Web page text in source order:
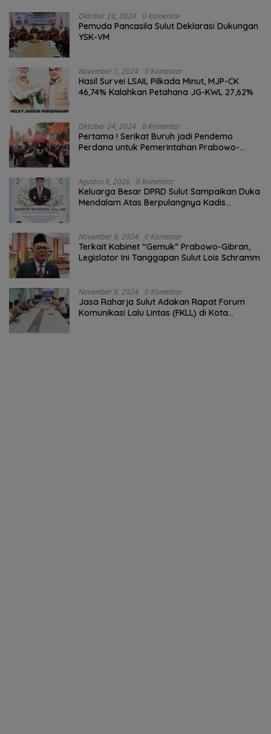
Oktober 28, 2024 0 Komentar
Pemuda Pancasila Sulut Deklarasi Dukungan
YSK-VM
November 7, 2024 0 Komentar
Hasil Survei LSAIL Pilkada Minut, MJP-CK
46,74% Kalahkan Petahana JG-KWL 27,62%
Oktober 24, 2024 0 Komentar
Pertama ! Serikat Buruh jadi Pendemo
Perdana untuk Pemerintahan Prabowo-
Agustus 8, 2026 0 Komentar
Keluarga Besar DPRD Sulut Sampaikan Duka
Mendalam Atas Berpulangnya Kadis
November 9, 2024 0 Komentar
Terkait Kabinet “Gemuk” Prabowo-Gibran,
Legislator Ini Tanggapan Sulut Lois Schramm
November 9, 2024 0 Komentar
Jasa Raharja Sulut Adakan Rapat Forum
Komunikasi Lalu Lintas (FKLL) di Kota